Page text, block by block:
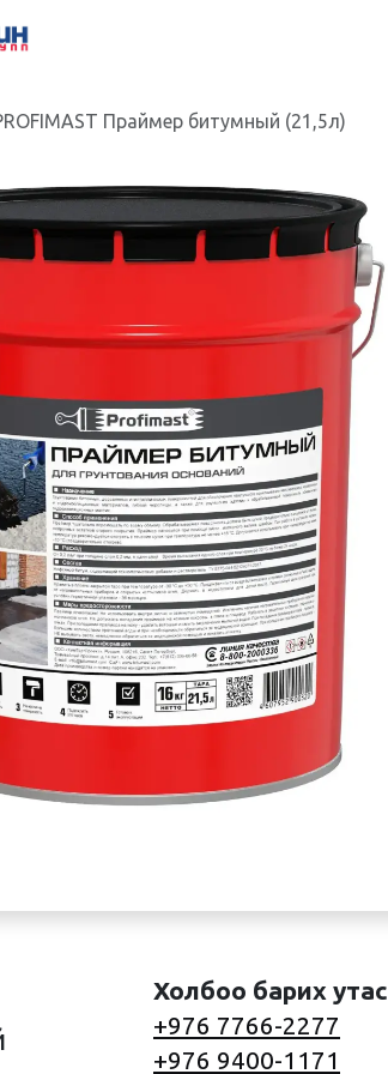
Праймер битумный (21,5л)
Холбоо барих утас
+976 7766-2277
+976 9400-1171